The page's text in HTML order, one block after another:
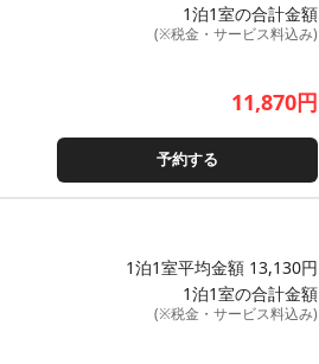
1泊1室の合計金額
(※税金・サービス料込み)
11,870円
予約する
1泊1室平均金額 13,130円
1泊1室の合計金額
(※税金・サービス料込み)